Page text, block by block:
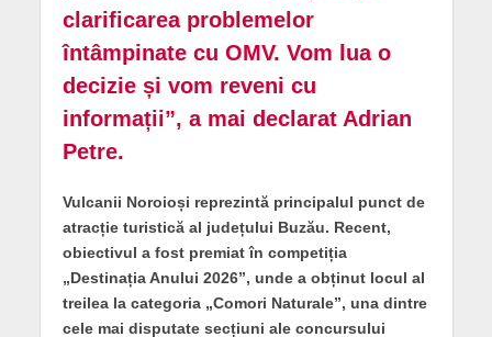
clarificarea problemelor
întâmpinate cu OMV. Vom lua o
decizie și vom reveni cu
informații”, a mai declarat Adrian
Petre.
Vulcanii Noroioși reprezintă principalul punct de
atracție turistică al județului Buzău. Recent,
obiectivul a fost premiat în competiția
„Destinația Anului 2026”, unde a obținut locul al
treilea la categoria „Comori Naturale”, una dintre
cele mai disputate secțiuni ale concursului